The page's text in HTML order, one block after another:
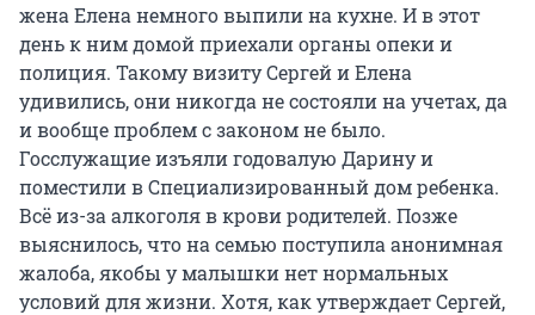
жена Елена немного выпили на кухне. И в этот
день к ним домой приехали органы опеки и
полиция. Такому визиту Сергей и Елена
удивились, они никогда не состояли на учетах, да
и вообще проблем с законом не было.
Госслужащие изъяли годовалую Дарину и
поместили в Специализированный дом ребенка.
Всё из-за алкоголя в крови родителей. Позже
выяснилось, что на семью поступила анонимная
жалоба, якобы у малышки нет нормальных
условий для жизни. Хотя, как утверждает Сергей,